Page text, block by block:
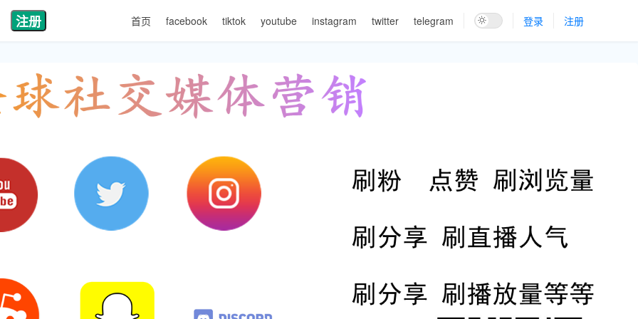
注册 首页 facebook tiktok youtube instagram twitter telegram 登录 注册